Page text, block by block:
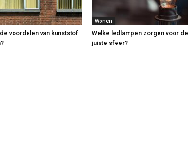
voordelen van kunststof
Wonen
Welke ledlampen zorgen voor de
juiste sfeer?